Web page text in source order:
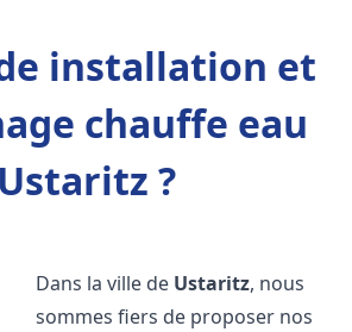
installation et
chauffe eau
Ustaritz ?
Dans la ville de Ustaritz, nous
sommes fiers de proposer nos